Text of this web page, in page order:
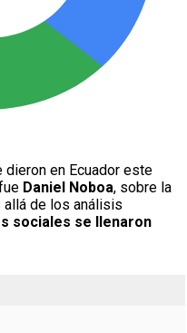
en Ecuador este
Daniel Noboa, sobre la
allá de los análisis
sociales se llenaron